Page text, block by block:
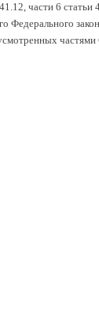
части 6 статьи
Федерального
частями